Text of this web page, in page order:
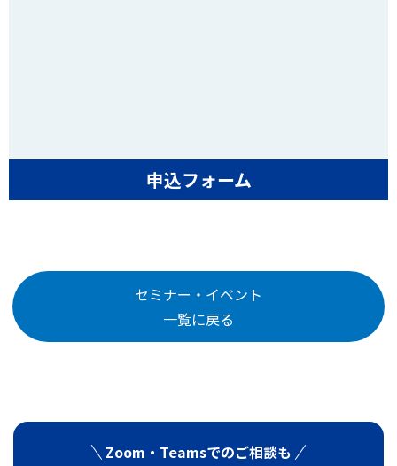
申込フォーム
セミナー・イベント
一覧に戻る
Zoom・Teamsでのご相談も